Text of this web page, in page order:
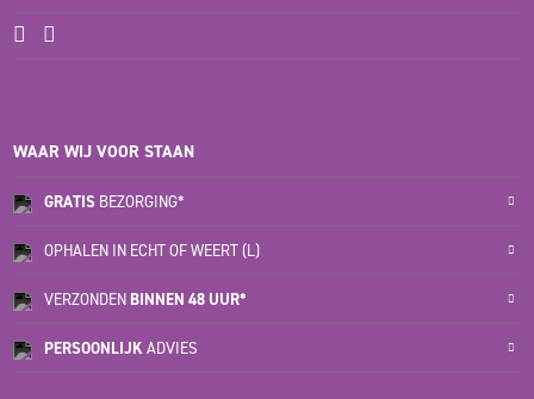
WAAR WIJ VOOR STAAN
GRATIS BEZORGING*
OPHALEN IN ECHT OF WEERT (L)
VERZONDEN BINNEN 48 UUR*
PERSOONLIJKADVIES